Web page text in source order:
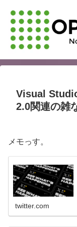
Visual
2.0関連の雑
メモっす。
twitter.com